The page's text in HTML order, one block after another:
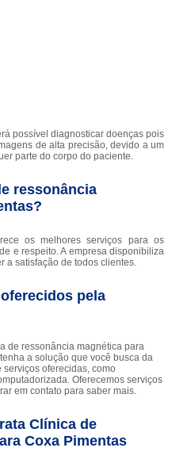
possível diagnosticar doenças pois
de alta precisão, devido a um
parte do corpo do paciente.
ressonância
os melhores serviços para os
e respeito. A empresa disponibiliza
a satisfação de todos clientes.
pela
de ressonância magnética para
a solução que você busca da
oferecidas, como
Oferecemos serviços
em contato para saber mais.
Clínica de
Coxa Pimentas